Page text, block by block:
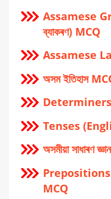
Assamese
ব্যাকৰণ) MCQ
Assamese
অসম ইতিহাস
Tenses
অসমীয়া সাধাৰণ
MCQ